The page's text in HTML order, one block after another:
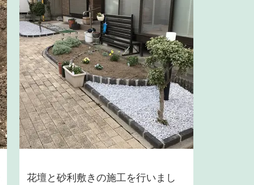
花壇と砂利敷きの施工を行いまし